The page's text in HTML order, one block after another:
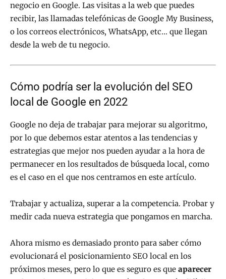
negocio en Google. Las visitas a la web que puedes
recibir, las llamadas telefónicas de Google My Business,
o los correos electrónicos, WhatsApp, etc… que llegan
desde la web de tu negocio.
Cómo podría ser la evolución del SEO
local de Google en 2022
Google no deja de trabajar para mejorar su algoritmo,
por lo que debemos estar atentos a las tendencias y
estrategias que mejor nos pueden ayudar a la hora de
permanecer en los resultados de búsqueda local, como
es el caso en el que nos centramos en este artículo.
Trabajar y actualiza, superar a la competencia. Probar y
medir cada nueva estrategia que pongamos en marcha.
Ahora mismo es demasiado pronto para saber cómo
evolucionará el posicionamiento SEO local en los
próximos meses, pero lo que es seguro es que aparecer